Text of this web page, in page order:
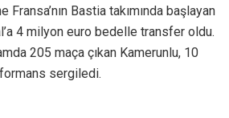
Bastia takımında başlayan
4 milyon euro bedelle transfer oldu.
205 maça çıkan Kamerunlu, 10
sergiledi.